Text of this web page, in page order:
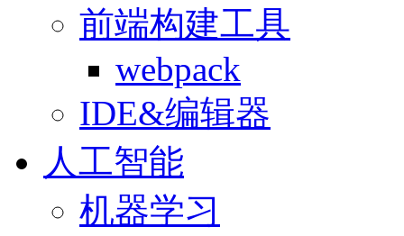
前端构建工具
webpack
IDE&编辑器
人工智能
机器学习